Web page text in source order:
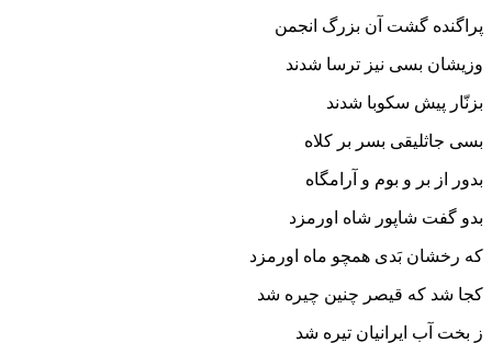
پراگنده گشت آن بزرگ انجمن‏
وزیشان بسى نیز ترسا شدند
بزنّار پیش سکوبا شدند
بسى جاثلیقى بسر بر کلاه
بدور از بر و بوم و آرامگاه‏
بدو گفت شاپور شاه اورمزد
که رخشان بَدى همچو ماه اورمزد
کجا شد که قیصر چنین چیره شد
ز بخت آب ایرانیان تیره شد